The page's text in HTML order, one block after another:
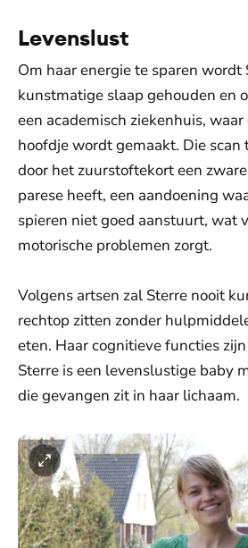
Levenslust
Om haar energie te sparen wordt
kunstmatige slaap gehouden en
een academisch ziekenhuis,
hoofdje wordt gemaakt. Die scan
door het zuurstoftekort een
parese heeft, een aandoening
spieren niet goed aanstuurt, wat
motorische problemen zorgt.
Volgens artsen zal Sterre nooit
rechtop zitten zonder
eten. Haar cognitieve functies
Sterre is een levenslustige baby
die gevangen zit in haar lichaam.